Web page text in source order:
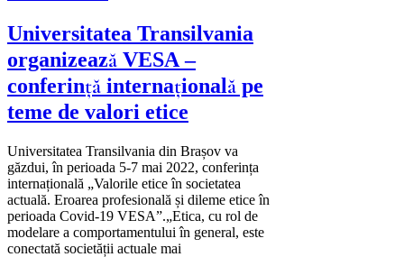
Universitatea Transilvania
organizează VESA –
conferință internațională pe
teme de valori etice
Universitatea Transilvania din Brașov va
găzdui, în perioada 5-7 mai 2022, conferința
internațională „Valorile etice în societatea
actuală. Eroarea profesională și dileme etice în
perioada Covid-19 VESA”.„Etica, cu rol de
modelare a comportamentului în general, este
conectată societății actuale mai